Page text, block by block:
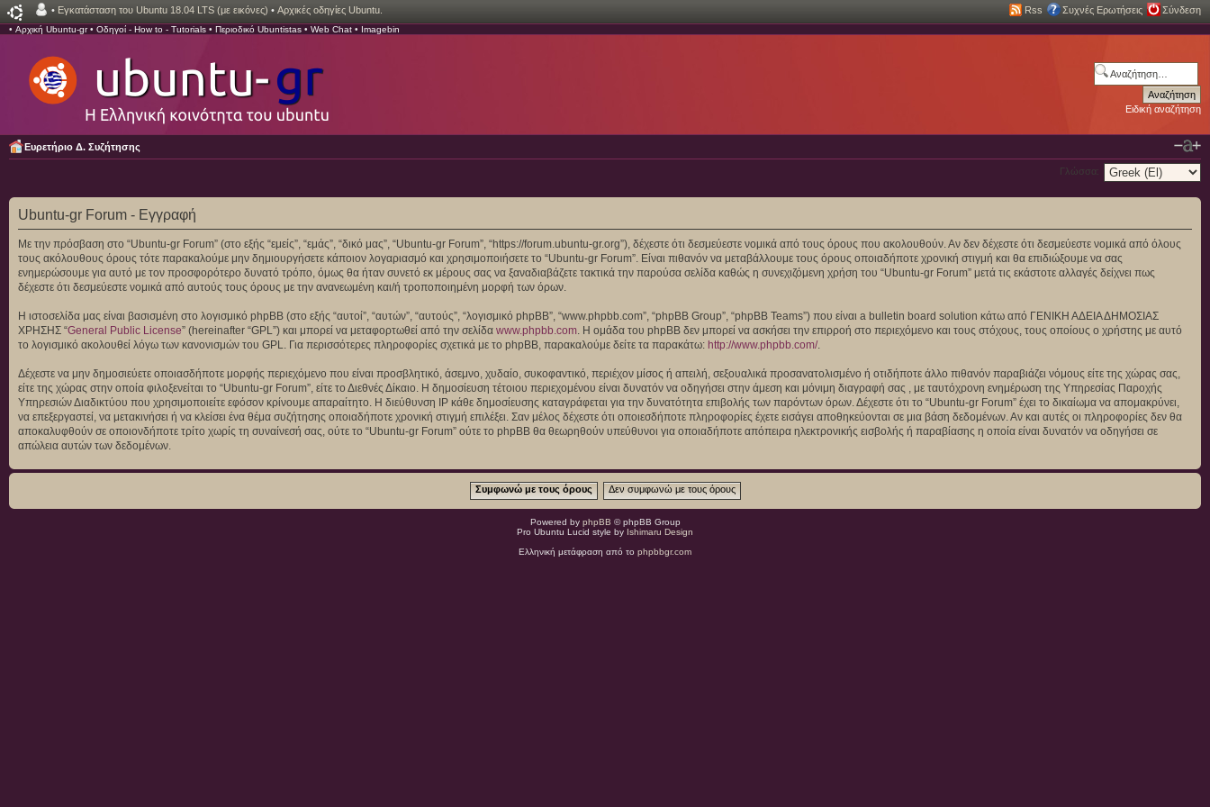
• Εγκατάσταση του Ubuntu 18.04 LTS (με εικόνες) • Αρχικές οδηγίες Ubuntu. Rss Συχνές Ερωτήσεις Σύνδεση
• Αρχική Ubuntu-gr• Οδηγοί - How to - Tutorials • Περιοδικό Ubuntistas • Web Chat • Imagebin
Ειδική αναζήτηση
Ευρετήριο Δ. Συζήτησης
Γλώσσα:
Ubuntu-gr Forum - Εγγραφή
Με την πρόσβαση στο “Ubuntu-gr Forum” (στο εξής “εμείς”, “εμάς”, “δικό μας”, “Ubuntu-gr Forum”, “https://forum.ubuntu-gr.org”), δέχεστε ότι δεσμεύεστε νομικά από τους όρους που ακολουθούν. Αν δεν δέχεστε ότι δεσμεύεστε νομικά από όλους
τους ακόλουθους όρους τότε παρακαλούμε μην δημιουργήσετε κάποιον λογαριασμό και χρησιμοποιήσετε το “Ubuntu-gr Forum”. Είναι πιθανόν να μεταβάλλουμε τους όρους οποιαδήποτε χρονική στιγμή και θα επιδιώξουμε να σας
ενημερώσουμε για αυτό με τον προσφορότερο δυνατό τρόπο, όμως θα ήταν συνετό εκ μέρους σας να ξαναδιαβάζετε τακτικά την παρούσα σελίδα καθώς η συνεχιζόμενη χρήση του “Ubuntu-gr Forum” μετά τις εκάστοτε αλλαγές δείχνει πως
δέχεστε ότι δεσμεύεστε νομικά από αυτούς τους όρους με την ανανεωμένη και/ή τροποποιημένη μορφή των όρων.
Η ιστοσελίδα μας είναι βασισμένη στο λογισμικό phpBB (στο εξής “αυτοί”, “αυτών”, “αυτούς”, “λογισμικό phpBB”, “www.phpbb.com”, “phpBB Group”, “phpBB Teams”) που είναι a bulletin board solution κάτω από ΓΕΝΙΚΗ ΑΔΕΙΑ ΔΗΜΟΣΙΑΣ
ΧΡΗΣΗΣ “General Public License” (hereinafter “GPL”) και μπορεί να μεταφορτωθεί από την σελίδα www.phpbb.com . Η ομάδα του phpBB δεν μπορεί να ασκήσει την επιρροή στο περιεχόμενο και τους στόχους, τους οποίους ο χρήστης με αυτό
το λογισμικό ακολουθεί λόγω των κανονισμών του GPL. Για περισσότερες πληροφορίες σχετικά με το phpBB, παρακαλούμε δείτε τα παρακάτω: http://www.phpbb.com/.
Δέχεστε να μην δημοσιεύετε οποιασδήποτε μορφής περιεχόμενο που είναι προσβλητικό, άσεμνο, χυδαίο, συκοφαντικό, περιέχον μίσος ή απειλή, σεξουαλικά προσανατολισμένο ή οτιδήποτε άλλο πιθανόν παραβιάζει νόμους είτε της χώρας σας,
είτε της χώρας στην οποία φιλοξενείται το “Ubuntu-gr Forum”, είτε το Διεθνές Δίκαιο. Η δημοσίευση τέτοιου περιεχομένου είναι δυνατόν να οδηγήσει στην άμεση και μόνιμη διαγραφή σας , με ταυτόχρονη ενημέρωση της Υπηρεσίας Παροχής
Υπηρεσιών Διαδικτύου που χρησιμοποιείτε εφόσον κρίνουμε απαραίτητο. Η διεύθυνση IP κάθε δημοσίευσης καταγράφεται για την δυνατότητα επιβολής των παρόντων όρων. Δέχεστε ότι το “Ubuntu-gr Forum” έχει το δικαίωμα να απομακρύνει,
να επεξεργαστεί, να μετακινήσει ή να κλείσει ένα θέμα συζήτησης οποιαδήποτε χρονική στιγμή επιλέξει. Σαν μέλος δέχεστε ότι οποιεσδήποτε πληροφορίες έχετε εισάγει αποθηκεύονται σε μια βάση δεδομένων. Αν και αυτές οι πληροφορίες δεν θα
αποκαλυφθούν σε οποιονδήποτε τρίτο χωρίς τη συναίνεσή σας, ούτε το “Ubuntu-gr Forum” ούτε το phpBB θα θεωρηθούν υπεύθυνοι για οποιαδήποτε απόπειρα ηλεκτρονικής εισβολής ή παραβίασης η οποία είναι δυνατόν να οδηγήσει σε
απώλεια αυτών των δεδομένων.
Powered by phpBB © phpBB Group
Pro Ubuntu Lucid style by Ishimaru Design
Ελληνική μετάφραση από το phpbbgr.com